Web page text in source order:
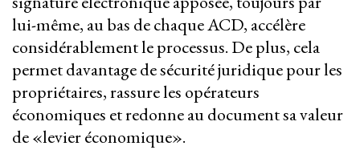
lui-même, au bas de chaque ACD, accélère
considérablement le processus. De plus, cela
permet davantage de sécurité juridique pour les
propriétaires, rassure les opérateurs
économiques et redonne au document sa valeur
de «levier économique».